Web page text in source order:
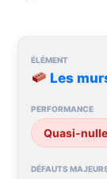
Les
Quasi-